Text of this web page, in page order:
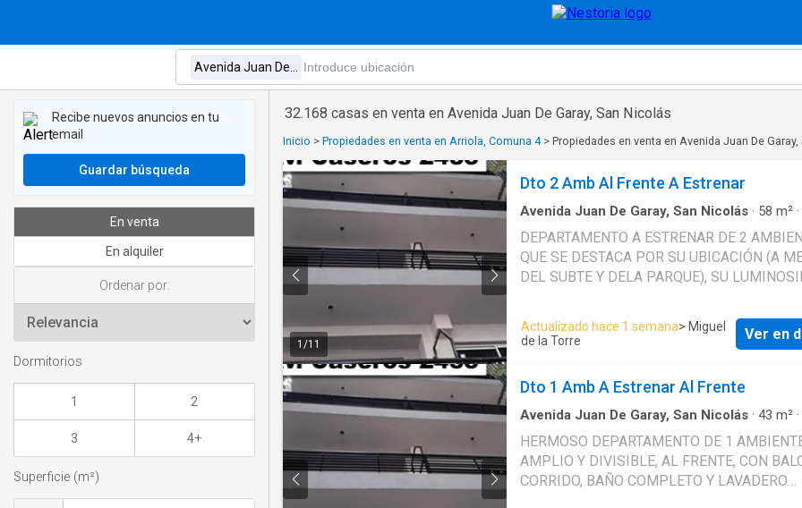
32.168 casas en venta en Avenida Juan De Garay, San Nicolás
Inicio > Propiedades en venta en Arriola, Comuna 4> Propiedades en venta en Avenida Juan De
1 /11
Dto 2 Amb Al Frente A Estrenar
Avenida Juan De Garay, San Nicolás · 58 m² ·
DEPARTAMENTO A ESTRENAR DE 2
QUE SE DESTACA POR SU UBICACIÓN (A
DEL SUBTE Y DELA PARQUE), SU
PORCELLANATO Y MUEBLES DE COCINA DE
CALIDAD, CONEXION PARA LAVARROPAS Y
SEMI PRIVADO. EL EDIFICO CUENTA CON
FINANCIACIÓN EN PESOS Y EN DOLARES
Actualizado hace 1 semana> Miguel
de la Torre
Ver en
Dto 1 Amb A Estrenar Al Frente
Avenida Juan De Garay, San Nicolás · 43 m² ·
HERMOSO DEPARTAMENTO DE 1
AMPLIO Y DIVISIBLE, AL FRENTE, CON
CORRIDO, BAÑO COMPLETO Y LAVADERO
Recibe nuevos anuncios en tu
email
Guardar búsqueda
En venta
En alquiler
Ordenar por:
Dormitorios
1 2
3 4+
Superficie (m²)